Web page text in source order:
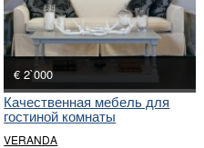
€ 2`000
Качественная мебель для
гостиной комнаты
VERANDA